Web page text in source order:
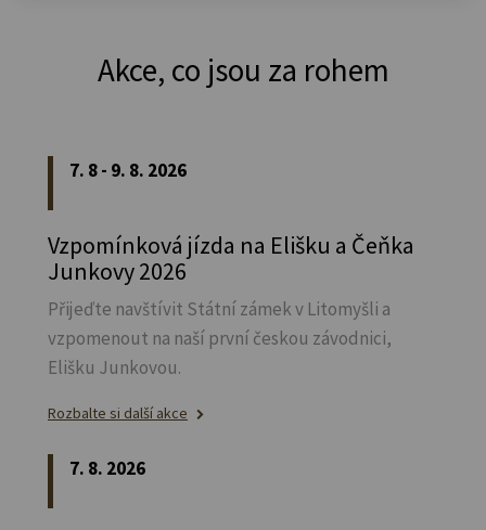
Akce, co jsou za rohem
7. 8 - 9. 8. 2026
Vzpomínková jízda na Elišku a Čeňka
Junkovy 2026
Přijeďte navštívit Státní zámek v Litomyšli a
vzpomenout na naší první českou závodnici,
Elišku Junkovou.
Rozbalte si další akce
7. 8. 2026